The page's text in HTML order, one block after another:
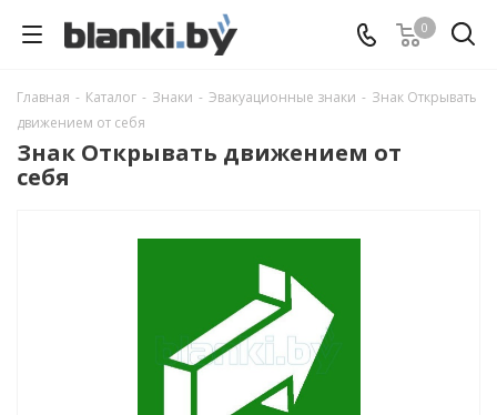
0
Главная - Каталог - Знаки - Эвакуационные знаки - Знак Открывать
движением от себя
Знак Открывать движением от
себя